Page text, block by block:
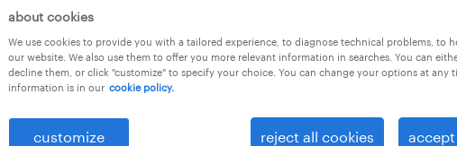
栄
工、その他（製造）
栃木県那須烏山市, 栃木県
¥1350.00 per hour
about cookies
We use cookies to provide you with a tailored experience, to diagnose technical problems, to
our website. We also use them to offer you more relevant information in searches. You can
decline them, or click "customize" to specify your choice. You can change your options at any
information is in our cookie policy.
customize reject all cookies